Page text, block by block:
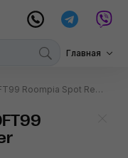
Главная
Пятновыводитель SOFT99 Roompia Spot Remover